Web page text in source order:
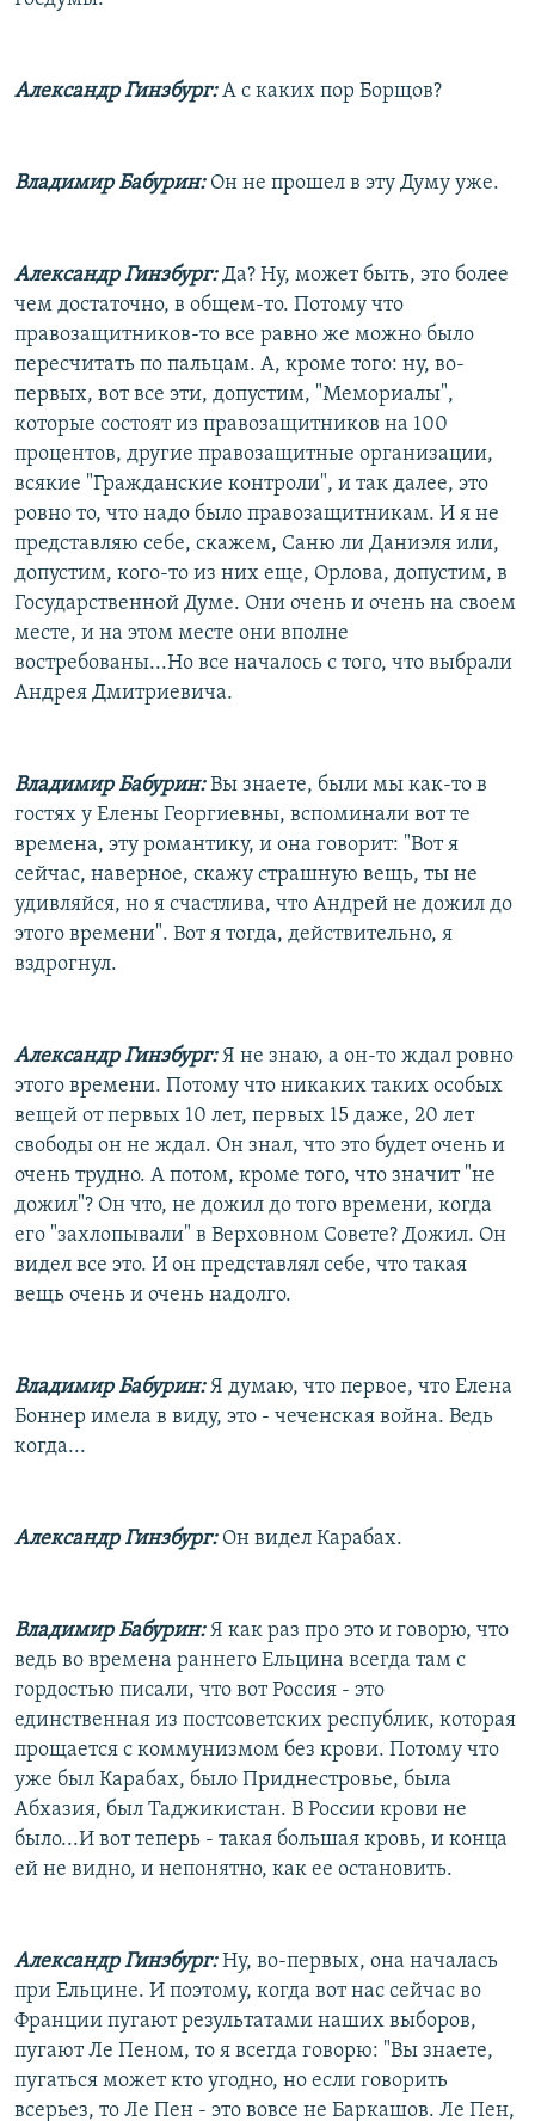
Александр Гинзбург:А с каких пор Борщов?
Владимир Бабурин:Он не прошел в эту Думу уже.
Александр Гинзбург:Да? Ну, может быть, это более
чем достаточно, в общем-то. Потому что
правозащитников-то все равно же можно было
пересчитать по пальцам. А, кроме того: ну, во-
первых, вот все эти, допустим, "Мемориалы",
которые состоят из правозащитников на 100
процентов, другие правозащитные организации,
всякие "Гражданские контроли", и так далее, это
ровно то, что надо было правозащитникам. И я не
представляю себе, скажем, Саню ли Даниэля или,
допустим, кого-то из них еще, Орлова, допустим, в
Государственной Думе. Они очень и очень на своем
месте, и на этом месте они вполне
востребованы...Но все началось с того, что выбрали
Андрея Дмитриевича.
Владимир Бабурин:Вы знаете, были мы как-то в
гостях у Елены Георгиевны, вспоминали вот те
времена, эту романтику, и она говорит: "Вот я
сейчас, наверное, скажу страшную вещь, ты не
удивляйся, но я счастлива, что Андрей не дожил до
этого времени". Вот я тогда, действительно, я
вздрогнул.
Александр Гинзбург:Я не знаю, а он-то ждал ровно
этого времени. Потому что никаких таких особых
вещей от первых 10 лет, первых 15 даже, 20 лет
свободы он не ждал. Он знал, что это будет очень и
очень трудно. А потом, кроме того, что значит "не
дожил"? Он что, не дожил до того времени, когда
его "захлопывали" в Верховном Совете? Дожил. Он
видел все это. И он представлял себе, что такая
вещь очень и очень надолго.
Владимир Бабурин:Я думаю, что первое, что Елена
Боннер имела в виду, это - чеченская война. Ведь
когда...
Александр Гинзбург:Он видел Карабах.
Владимир Бабурин:Я как раз про это и говорю, что
ведь во времена раннего Ельцина всегда там с
гордостью писали, что вот Россия - это
единственная из постсоветских республик, которая
прощается с коммунизмом без крови. Потому что
уже был Карабах, было Приднестровье, была
Абхазия, был Таджикистан. В России крови не
было...И вот теперь - такая большая кровь, и конца
ей не видно, и непонятно, как ее остановить.
Александр Гинзбург:Ну, во-первых, она началась
при Ельцине. И поэтому, когда вот нас сейчас во
Франции пугают результатами наших выборов,
пугают Ле Пеном, то я всегда говорю: "Вы знаете,
пугаться может кто угодно, но если говорить
всерьез, то Ле Пен - это вовсе не Баркашов. Ле Пен,